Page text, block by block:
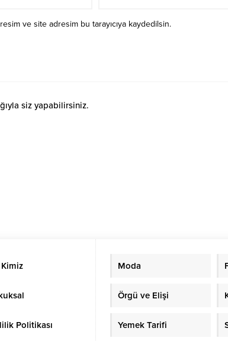
ve site adresim bu tarayıcıya kaydedilsin.
siz yapabilirsiniz.
Politikası
Moda
Örgü ve Elişi
Yemek Tarifi